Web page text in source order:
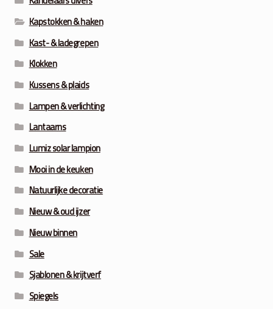
Kapstokken & haken
Kast- & ladegrepen
Klokken
Kussens & plaids
Lampen & verlichting
Lantaarns
Lumiz solar lampion
Mooi in de keuken
Natuurlijke decoratie
Nieuw & oud ijzer
Nieuw binnen
Sale
Sjablonen & krijtverf
Spiegels